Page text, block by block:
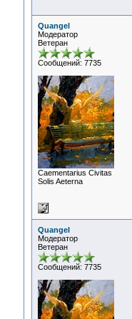
Quangel
Модератор
Ветеран
Сообщений: 7735
Сaementarius Civitas
Solis Aeterna
Quangel
Модератор
Ветеран
Сообщений: 7735